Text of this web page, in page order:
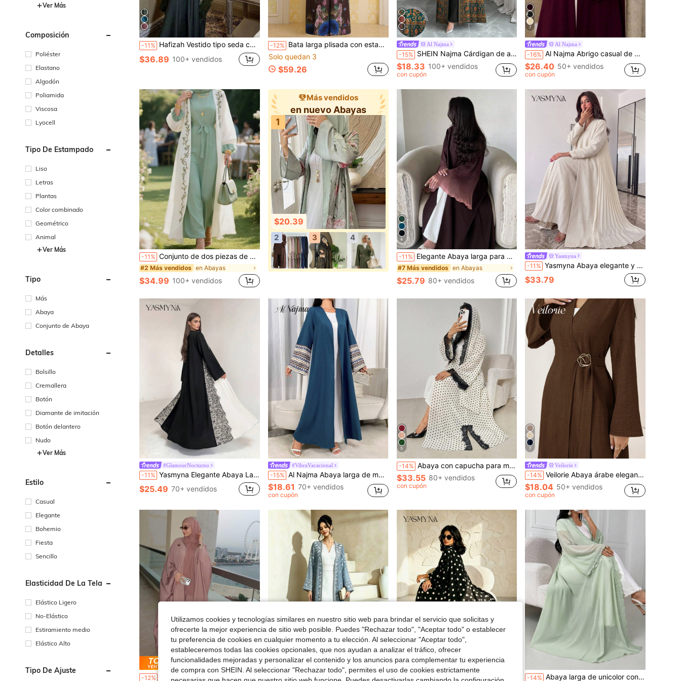
Ver Más
Composición
Poliéster
Elastano
Algodón
Poliamida
Viscosa
Lyocell
Tipo De Estampado
Liso
Letras
Plantas
Color combinado
Geométrico
Animal
Ver Más
Tipo
Más
Abaya
Conjunto de Abaya
Detalles
Bolsillo
Cremallera
Botón
Diamante de imitación
Botón delantero
Nudo
Ver Más
Estilo
Casual
Elegante
Bohemio
Fiesta
Sencillo
Elasticidad De La Tela
Elástico Ligero
No-Elástico
Estiramiento medio
Elástico Alto
Tipo De Ajuste
-11% Hafizah Vestido tipo seda con degradado de blanco a rosa y púrpura para mujer – Abaya con ribete de flecos para ocasiones modestas de otoño
$36.89 100+ vendidos
-12% Bata larga plisada con estampado marrón estilo de Oriente Medio, prenda exterior elegante de talla grande estilo Dubái, Kaftan (Diseño exclusivo). Z512 Otoño
Solo quedan 3
$59.26
Al Najma
-15% SHEIN Najma Cárdigan de abrigo casual de estilo árabe con estampado floral digital de arte pop, de manga larga, para mujer, primavera/otoño
$18.33 100+ vendidos
con cupón
7
Al Najma
-16% Al Najma Abrigo casual de manga larga de corte holgado con decoración de perlas
$26.40 50+ vendidos
con cupón
-11% Conjunto de dos piezas de vestido-bata con estampado floral verde, atuendo tradicional árabe para otoño
#2 Más vendidos en Abayas
$34.99 100+ vendidos
Más vendidos
en nuevo Abayas
1
$20.39
2 3 4 4
-11% Elegante Abaya larga para mujer con mangas acampanadas plisadas, ropa formal de otoño en tela de jacquard verde
#7 Más vendidos en Abayas
$25.79 80+ vendidos
Yasmyna
-11% Yasmyna Abaya elegante y romántica para mujer con textura tejida, manga larga y plisada
$33.79
#GlamourNocturno
-11% Yasmyna Elegante Abaya Larga de Mujer de Alta Gama Sexy con Bloques de Color Negro y Blanco y Parches de Encaje
$25.49 70+ vendidos
#VibraVacacional
-15% Al Najma Abaya larga de mangas acampanadas con estampado en parches, estilo casual para primavera y verano, vestido modesto
$18.61 70+ vendidos
con cupón
5
-14% Abaya con capucha para mujer con estampado de lunares y encaje en contraste, estilo Dubái para vacaciones de otoño
$33.55 80+ vendidos
con cupón
7
Veilorie
-14% Veilorie Abaya árabe elegante de unicolor para mujer
$18.04 50+ vendidos
con cupón
Ahorro de $3.67
-12% Ropa Islámica Elegante para Mujer con Patrón Bordado, Túnica Holgada de Manga Larga Rosa Abaya Árabe Primavera Otoño
14
#VibraVacacional Yasmyna -14% Abaya larga de unicolor con ribete de contraste para mujer, cárdigan ligero verde menta, vestido de playa de verano, atuendo de invitada de boda primavera otoño
Utilizamos cookies y tecnologías similares en nuestro sitio web para brindar el servicio que solicitas y
ofrecerte la mejor experiencia de sitio web posible. Puedes "Rechazar todo", "Aceptar todo" o establecer
tu preferencia de cookies en cualquier momento a tu elección. Al seleccionar "Aceptar todo",
estableceremos todas las cookies opcionales, que nos ayudan a analizar el tráfico, ofrecer
funcionalidades mejoradas y personalizar el contenido y los anuncios para complementar tu experiencia
de compra con SHEIN. Al seleccionar "Rechazar todo", permites el uso de cookies estrictamente